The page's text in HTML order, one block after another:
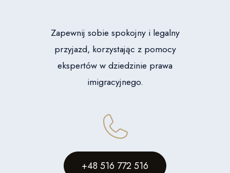
Zapewnij sobie spokojny i legalny
przyjazd, korzystając z pomocy
ekspertów w dziedzinie prawa
imigracyjnego.
+48 516 772 516